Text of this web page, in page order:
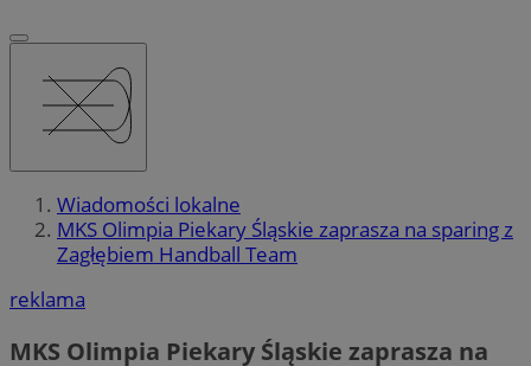
Wiadomości lokalne
MKS Olimpia Piekary Śląskie zaprasza na sparing z
Zagłębiem Handball Team
reklama
MKS Olimpia Piekary Śląskie zaprasza na